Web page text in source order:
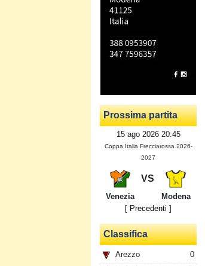
Prossima partita
15 ago 2026 20:45
Coppa Italia Frecciarossa 2026-
2027
VS
Venezia
Modena
[ Precedenti ]
Classifica
Arezzo
0